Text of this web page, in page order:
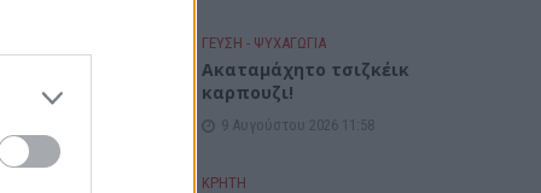
ΓΕΎΣΗ - ΨΥΧΑΓΩΓΊΑ
Ακαταμάχητο τσιζκέικ
καρπουζι!
9 Αυγούστου 2026 11:58
ΚΡΗΤΗ